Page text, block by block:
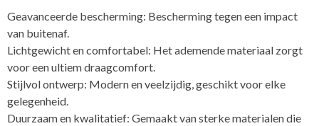
Geavanceerde bescherming: Bescherming tegen een impact
van buitenaf.
Lichtgewicht en comfortabel: Het ademende materiaal zorgt
voor een ultiem draagcomfort.
Stijlvol ontwerp: Modern en veelzijdig, geschikt voor elke
gelegenheid.
Duurzaam en kwalitatief: Gemaakt van sterke materialen die